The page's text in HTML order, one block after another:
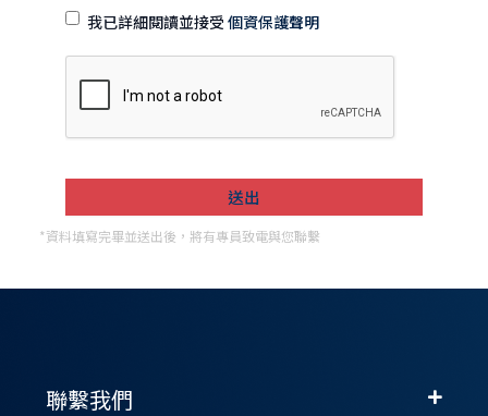
我已詳細閱讀並接受 個資保護聲明
*資料填寫完畢並送出後，將有專員致電與您聯繫
聯繫我們